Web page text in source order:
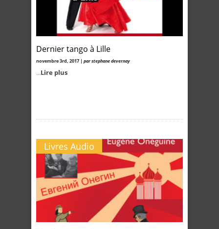
Dernier tango à Lille
novembre 3rd, 2017 | par stephane devernay
...Lire plus
Livres Audio